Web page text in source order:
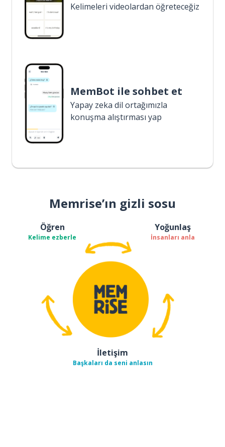
Kelimeleri videolardan öğreteceğiz
MemBot ile sohbet et
Yapay zeka dil ortağımızla
konuşma alıştırması yap
Memrise’ın gizli sosu
Öğren
Kelime ezberle
Yoğunlaş
İnsanları anla
İletişim
Başkaları da seni anlasın